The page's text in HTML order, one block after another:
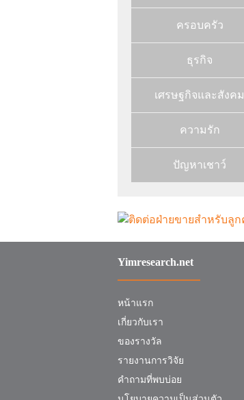
ครอบครัว
ธุรกิจ
เศรษฐกิจและสังคม
ความรัก
ปัญหาเชาว์
Yimresearch.net
หน้าแรก
เกี่ยวกับเรา
ของรางวัล
รายงานการวิจัย
คำถามที่พบบ่อย